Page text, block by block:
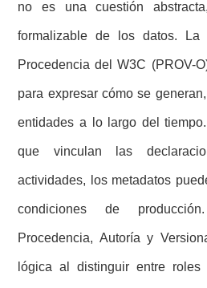
no es una cuestión
formalizable de los datos.
Procedencia del W3C (PROV-
para expresar cómo se
entidades a lo largo del
que vinculan las
actividades, los metadatos
condiciones de
Procedencia, Autoría y
lógica al distinguir entre